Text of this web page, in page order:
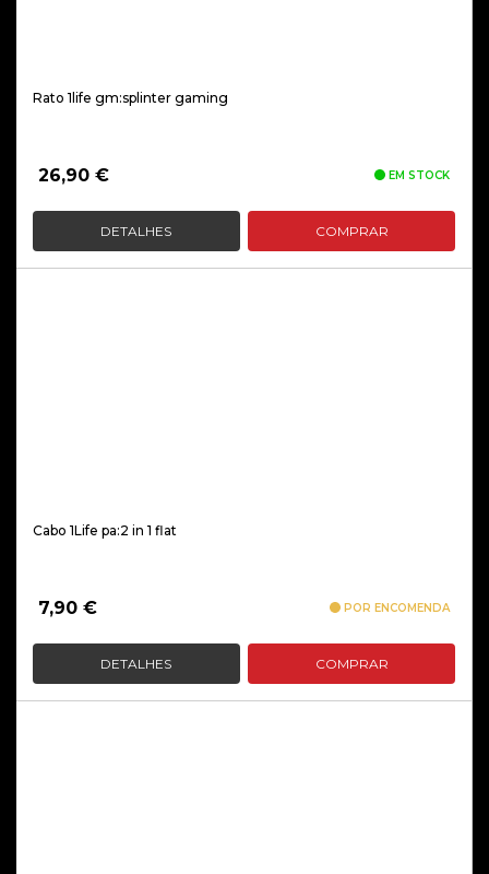
Rato 1life gm:splinter gaming
26,90 € EM STOCK
DETALHES COMPRAR
Cabo 1Life pa:2 in 1 flat
7,90 € POR ENCOMENDA
DETALHES COMPRAR